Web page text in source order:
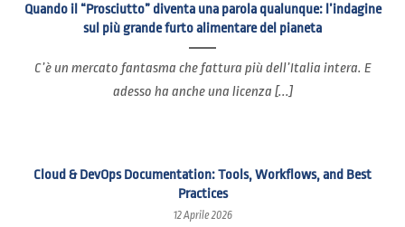
Quando il “Prosciutto” diventa una parola qualunque: l’indagine
sul più grande furto alimentare del pianeta
C’è un mercato fantasma che fattura più dell’Italia intera. E
adesso ha anche una licenza [...]
Cloud & DevOps Documentation: Tools, Workflows, and Best
Practices
12 Aprile 2026